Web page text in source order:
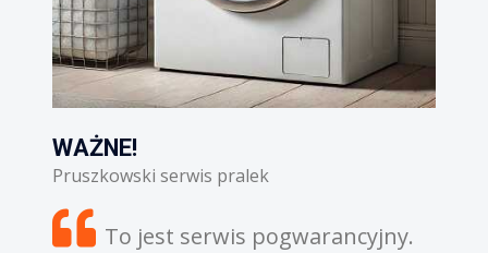
serwis pralek
jest serwis pogwarancyjny.